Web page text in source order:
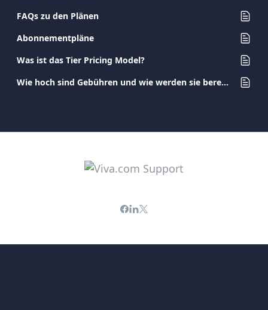
FAQs zu den Plänen
Abonnementpläne
Was ist das Tier Pricing Model?
Wie hoch sind Gebühren und wie werden sie berechnet?